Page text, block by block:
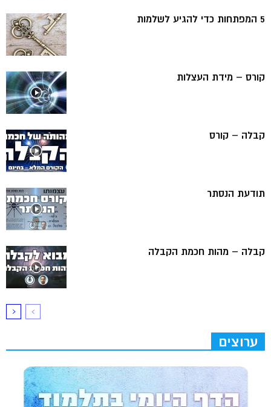
5 המפתחות כדי להגיע לשלמות
קורס – מידת העצלות
קבלה – קורס
תודעת הנסתר
קבלה – מהות חכמת הקבלה
ערוצים